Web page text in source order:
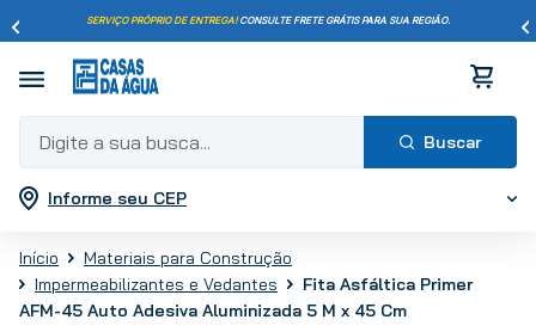
SERVIÇO PRÓPRIO DE ENTREGA!CONSULTE FRETE GRÁTIS PARA SUA REGIÃO.
Digite a sua busca...
Informe seu CEP
Materiais para Construção
Impermeabilizantes e Vedantes
Fita Asfáltica Primer
AFM-45 Auto Adesiva Aluminizada 5 M x 45 Cm
Termos mais buscados
porcelanato
3º
piso